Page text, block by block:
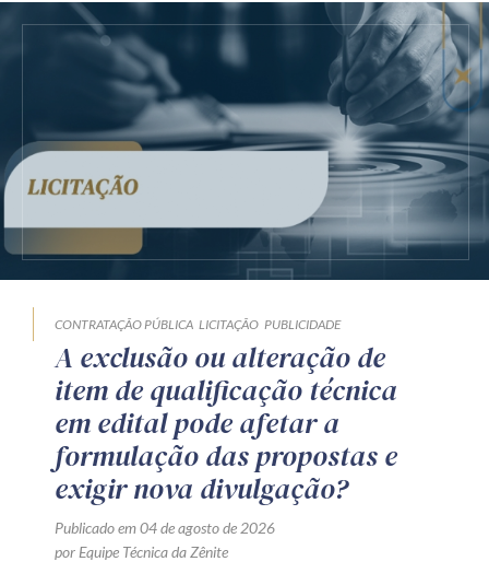
CONTRATAÇÃO PÚBLICA LICITAÇÃO PUBLICIDADE
A exclusão ou alteração de
item de qualificação técnica
em edital pode afetar a
formulação das propostas e
exigir nova divulgação?
Publicado em 04 de agosto de 2026
por Equipe Técnica da Zênite